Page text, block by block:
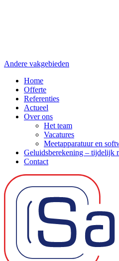
Andere vakgebieden
Home
Offerte
Referenties
Actueel
Over ons
Het team
Vacatures
Meetapparatuur en
Geluidsberekening – tijdelijk
Contact